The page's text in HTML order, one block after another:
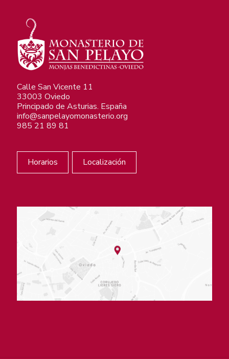
Calle San Vicente 11
33003 Oviedo
Principado de Asturias. España
info@sanpelayomonasterio.org
985 21 89 81
Horarios Localización